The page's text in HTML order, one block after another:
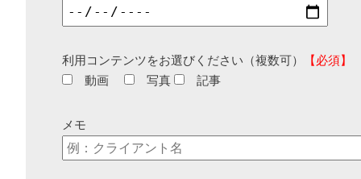
利用コンテンツをお選びください（複数可）
【必須】
動画
写真 記事
メモ